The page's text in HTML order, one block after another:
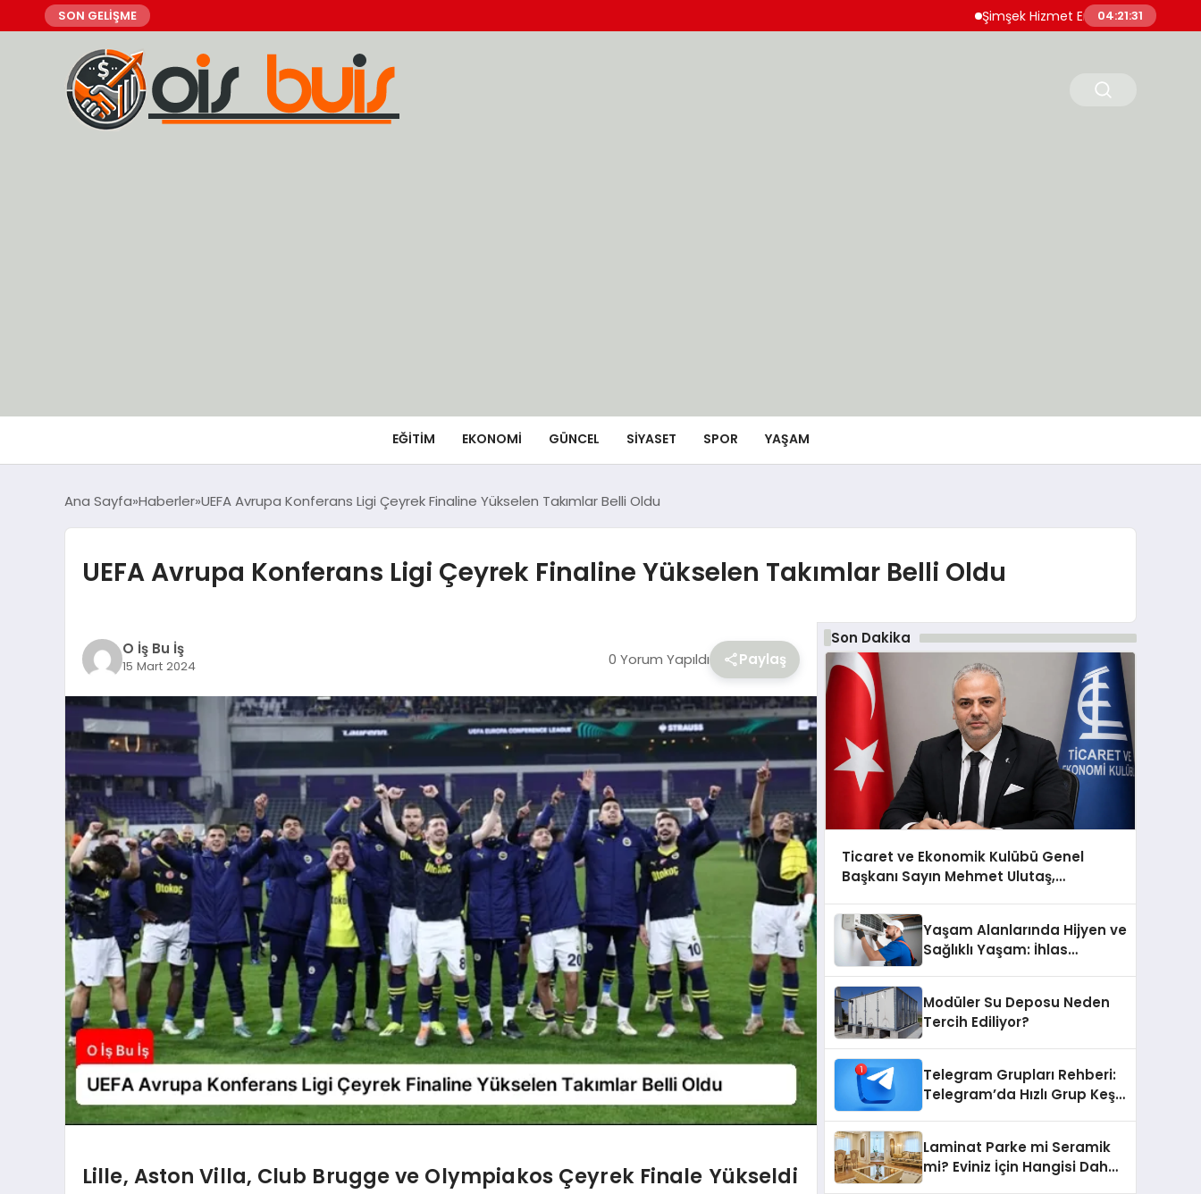
SON GELİŞME Şimşek Hizmet Enflasyonunda Katılığın
04:21:32
EĞİTİM EKONOMİ GÜNCEL SIYASET SPOR YAŞAM
Ana Sayfa Haberler UEFA Avrupa Konferans Ligi Çeyrek Finaline Yükselen Takımlar Belli Oldu
UEFA Avrupa Konferans Ligi Çeyrek Finaline Yükselen Takımlar Belli Oldu
O İş Bu İş
15 Mart 2024 0 Yorum Yapıldı Paylaş
Lille, Aston Villa, Club Brugge ve Olympiakos Çeyrek Finale Yükseldi
Son Dakika
Ticaret ve Ekonomik Kulübü Genel
Başkanı Sayın Mehmet Ulutaş,
şunları kaydetti:
Yaşam Alanlarında Hijyen ve
Sağlıklı Yaşam: İhlas
Modüler Su Deposu Neden
Tercih Ediliyor?
Telegram Grupları Rehberi:
Telegram’da Hızlı Grup Keşfi
Laminat Parke mi Seramik
mi? Eviniz İçin Hangisi Daha